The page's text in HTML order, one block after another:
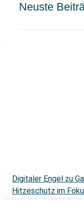
Neuste
Digitaler Engel zu
Hitzeschutz im